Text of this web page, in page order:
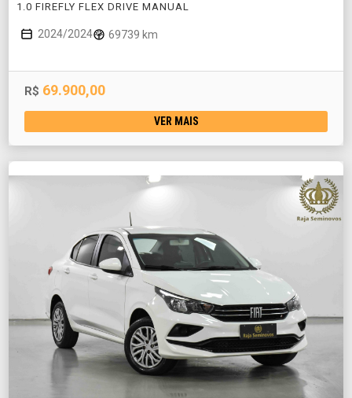
1.0 FIREFLY FLEX DRIVE MANUAL
2024/2024 69739 km
R$ 69.900,00
VER MAIS